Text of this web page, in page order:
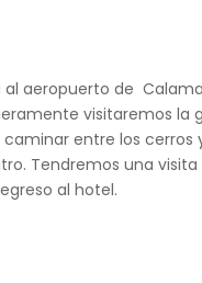
aeropuerto de
visitaremos la
entre los
Tendremos una
al hotel.